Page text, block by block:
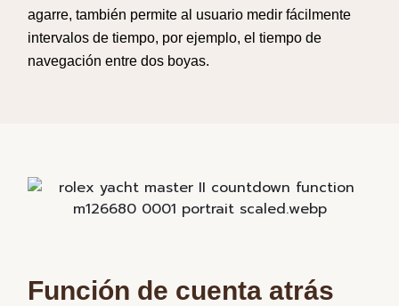
agarre,también permite al usuario medir fácilmente
intervalos detiempo, por ejemplo, eltiempo de
navegación entre dos boyas.
Función de cuenta atrás